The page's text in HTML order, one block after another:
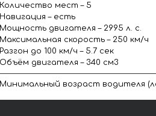
Количество мест – 5
Навигация – есть
Мощность двигателя – 2995 л. с.
Максимальная скорость – 250 км/ч
Разгон до 100 км/ч – 5.7 сек
Объём двигателя – 340 см3
Минимальный возраст водителя